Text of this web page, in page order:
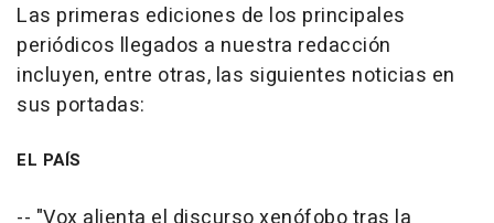
Las primeras ediciones de los principales
periódicos llegados a nuestra redacción
incluyen, entre otras, las siguientes noticias en
sus portadas:
EL PAÍS